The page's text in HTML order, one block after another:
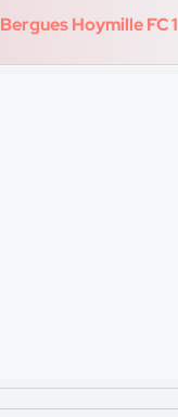
Bergues Hoymille FC 1